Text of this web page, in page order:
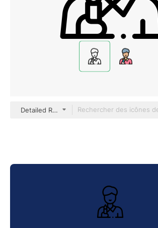
Detailed Rounded Lineal